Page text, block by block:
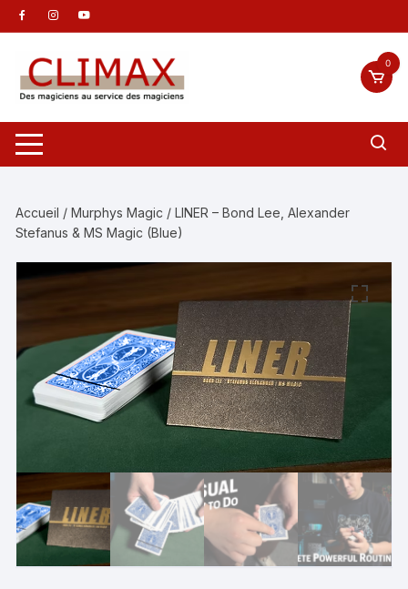
Aller
au
contenu
0
Accueil /Murphys Magic / LINER – Bond Lee, Alexander
Stefanus & MS Magic (Blue)